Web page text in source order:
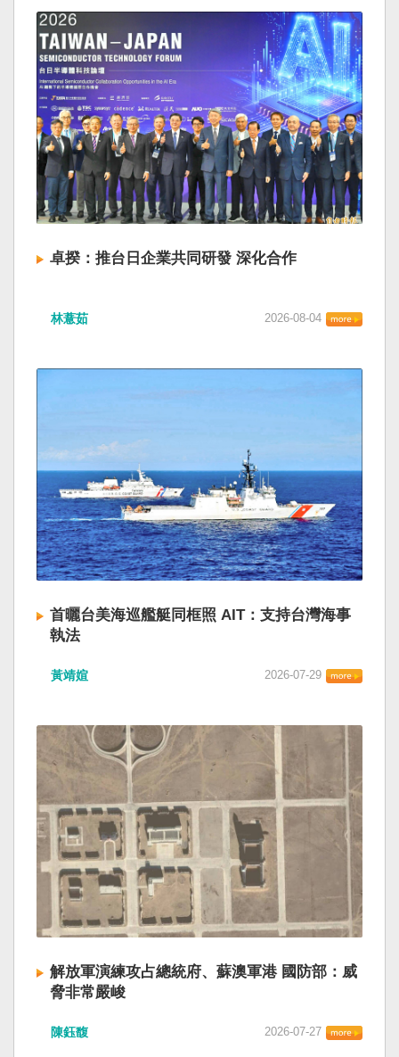
卓揆：推台日企業共同研發 深化合作
林薏茹 2026-08-04
首曬台美海巡艦艇同框照 AIT：支持台灣海事
執法
黃靖媗 2026-07-29
解放軍演練攻占總統府、蘇澳軍港 國防部：威
脅非常嚴峻
陳鈺馥 2026-07-27